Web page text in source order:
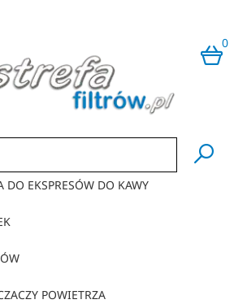
0
​
DO EKSPRESÓW DO KAWY
POWIETRZA